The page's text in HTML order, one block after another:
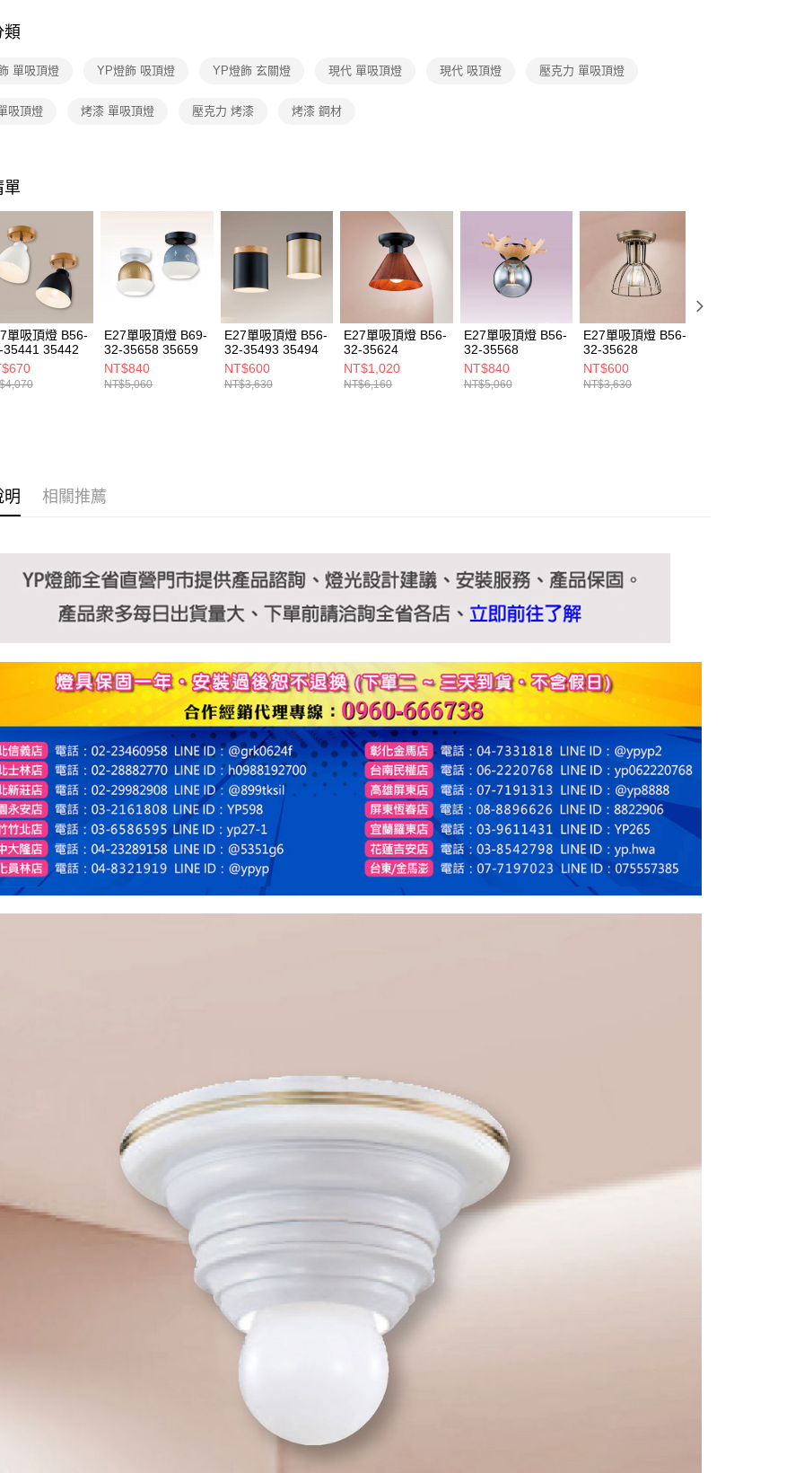
／ATM／網路銀行／等多元方式進行付款，方視為交易完成。
※ 請注意：結帳手續完成當下不需立刻繳費，但若您需要取消訂單，請聯
交易，需依本服務之必要範圍內提供個人資料，並將交易相關給付款項請
求債權轉讓予恩沛科技股份有限公司。
２．關於個人資料處理事宜，請瀏覽以下網址：
https://aftee.tw/terms/#terms3
３．未成年的使用者請事先徵得法定代理人或監護人之同意方可使用
任。
４．使用「AFTEE先享後付」時，將依據個別帳號之用戶狀況，依本公司
即時審查核予不同之上限額度；若仍有額度不足之情形，本公司將視審查
結果請求用戶進行身份認證。
５．嚴禁一人註冊多個帳號或使用他人資訊註冊。若發現惡意使用之情
類
單吸頂燈 YP燈飾 吸頂燈 YP燈飾 玄關燈 現代 單吸頂燈 現代 吸頂燈 壓克力 單吸頂燈
吸頂燈 烤漆 單吸頂燈 壓克力 烤漆 烤漆 鋼材
單
單吸頂燈 B56-
35441 35442
E27單吸頂燈 B69-
32-35658 35659
NT$840
NT$5,060
E27單吸頂燈 B56-
32-35493 35494
NT$600
NT$3,630
E27單吸頂燈 B56-
32-35624
NT$1,020
NT$6,160
E27單吸頂燈 B56-
32-35568
NT$840
NT$5,060
E27單吸頂燈 B56-
32-35628
NT$600
NT$3,630
明 相關推薦